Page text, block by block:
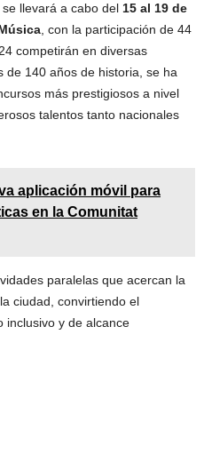
llevará a cabo del 15 al 19 de
, con la participación de 44
competirán en diversas
de 140 años de historia, se ha
más prestigiosos a nivel
talentos tanto nacionales
aplicación móvil para
en la Comunitat
paralelas que acercan la
ciudad, convirtiendo el
inclusivo y de alcance